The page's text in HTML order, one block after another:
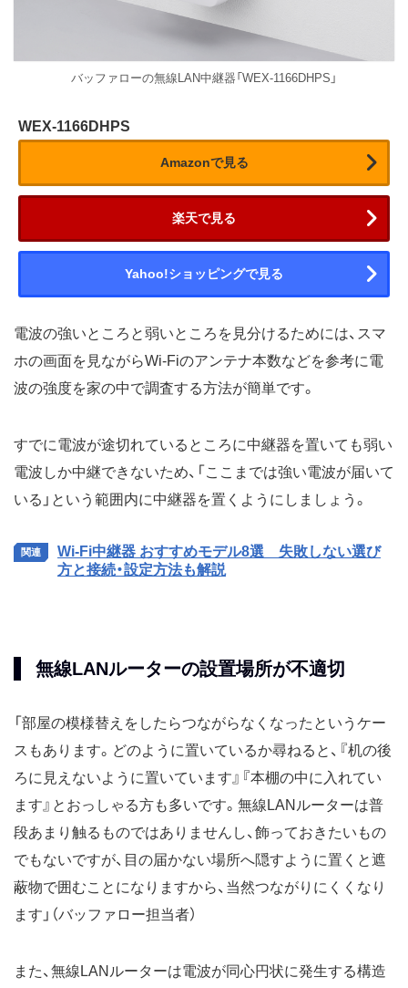
バッファローの無線LAN中継器「WEX-1166DHPS」
WEX-1166DHPS
Amazonで見る
楽天で見る
Yahoo!ショッピングで見る
電波の強いところと弱いところを見分けるためには、スマ
ホの画面を見ながらWi-Fiのアンテナ本数などを参考に電
波の強度を家の中で調査する方法が簡単です。
すでに電波が途切れているところに中継器を置いても弱い
電波しか中継できないため、「ここまでは強い電波が届いて
いる」という範囲内に中継器を置くようにしましょう。
Wi-Fi中継器 おすすめモデル8選 失敗しない選び
方と接続・設定方法も解説
無線LANルーターの設置場所が不適切
「部屋の模様替えをしたらつながらなくなったというケー
スもあります。どのように置いているか尋ねると、『机の後
ろに見えないように置いています』『本棚の中に入れてい
ます』とおっしゃる方も多いです。無線LANルーターは普
段あまり触るものではありませんし、飾っておきたいもの
でもないですが、目の届かない場所へ隠すように置くと遮
蔽物で囲むことになりますから、当然つながりにくくなり
ます」（バッファロー担当者）
また、無線LANルーターは電波が同心円状に発生する構造